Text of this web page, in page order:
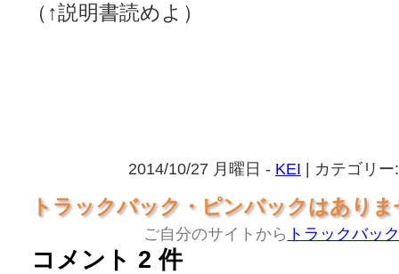
（↑説明書読めよ）
2014/10/27 月曜日 - KEI | カテゴリ
トラックバック・ピンバックはあり
ご自分のサイトから トラックバック
コメント 2 件